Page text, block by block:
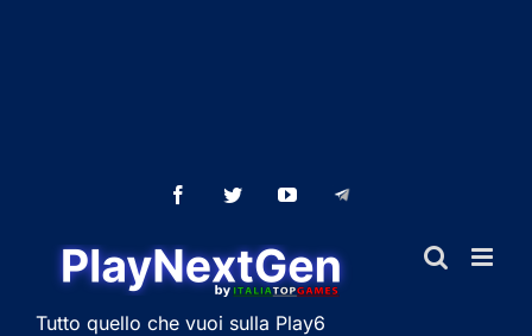
contenuto
FacebookTwitterYouTubeTelegram
Tutto quello che vuoi sulla Play6